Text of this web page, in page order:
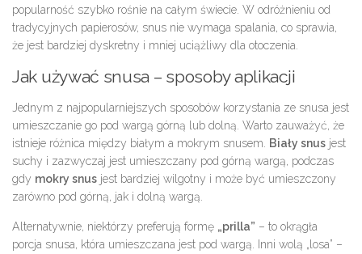
popularność szybko rośnie na całym świecie. W odróżnieniu od
tradycyjnych papierosów, snus nie wymaga spalania, co sprawia,
że jest bardziej dyskretny i mniej uciążliwy dla otoczenia.
Jak używać snusa – sposoby aplikacji
Jednym z najpopularniejszych sposobów korzystania ze snusa jest
umieszczanie go pod wargą górną lub dolną. Warto zauważyć, że
istnieje różnica między białym a mokrym snusem. Biały snus jest
suchy i zazwyczaj jest umieszczany pod górną wargą, podczas
gdy mokry snus jest bardziej wilgotny i może być umieszczony
zarówno pod górną, jak i dolną wargą.
Alternatywnie, niektórzy preferują formę „prilla” – to okrągła
porcja snusa, która umieszczana jest pod wargą. Inni wolą „losa” –